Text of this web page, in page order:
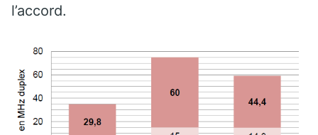
l’accord.